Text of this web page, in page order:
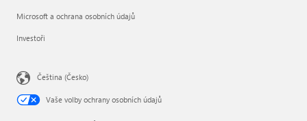
Microsoft a ochrana osobních údajů
Investoři
Čeština (Česko)
Vaše volby ochrany osobních údajů